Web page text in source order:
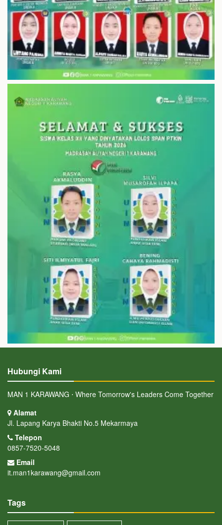
Hubungi Kami
MAN 1 KARAWANG ⋅ Where Tomorrow's Leaders Come Together
Alamat
Jl. Lapang Karya Bhakti No.5 Mekarmaya
Telepon
0857-7520-5048
Email
it.man1karawang@gmail.com
Tags